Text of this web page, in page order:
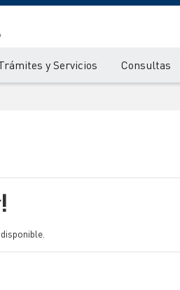
y Servicios Consultas